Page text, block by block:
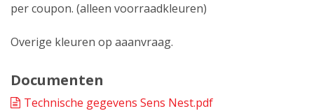
per coupon. (alleen voorraadkleuren)
Overige kleuren op aaanvraag.
Documenten
Technische gegevens Sens Nest.pdf